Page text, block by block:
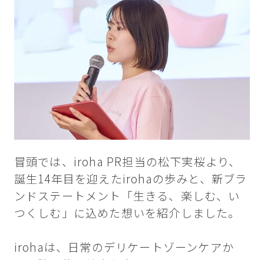
冒頭では、iroha PR担当の松下実桜より、
誕生14年目を迎えたirohaの歩みと、新ブラ
ンドステートメント「生きる、楽しむ、い
つくしむ」に込めた想いを紹介しました。
irohaは、日常のデリケートゾーンケアか